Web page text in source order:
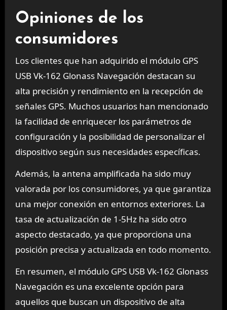
Opiniones de los
consumidores
Los clientes que han adquirido el módulo GPS
USB Vk-162 Glonass Navegación destacan su
alta precisión y rendimiento en la recepción de
señales GPS. Muchos usuarios han mencionado
la facilidad de enriquecer los parámetros de
configuración y la posibilidad de personalizar el
dispositivo según sus necesidades específicas.
Además, la antena amplificada ha sido muy
valorada por los consumidores, ya que garantiza
una mejor conexión en entornos exteriores. La
tasa de actualización de 1-5Hz ha sido otro
aspecto destacado, ya que proporciona una
posición precisa y actualizada en todo momento.
En resumen, el módulo GPS USB Vk-162 Glonass
Navegación es una excelente opción para
aquellos que buscan un dispositivo de alta